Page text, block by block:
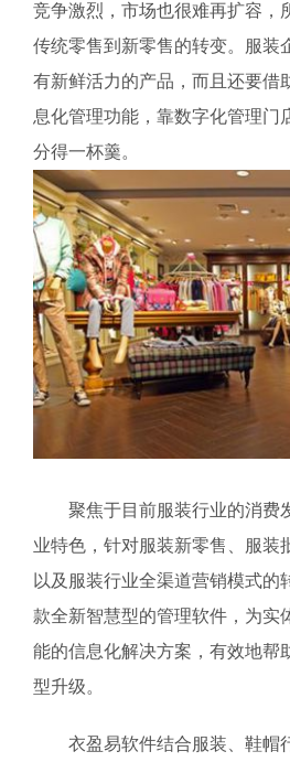
竞争激烈，市场也很难再扩容，
传统零售到新零售的转变。服装
有新鲜活力的产品，而且还要借
息化管理功能，靠数字化管理门
分得一杯羹。
聚焦于目前服装行业的消费
业特色，针对服装新零售、服装
以及服装行业全渠道营销模式的
款全新智慧型的管理软件，为实
能的信息化解决方案，有效地帮
型升级。
衣盈易软件结合服装、鞋帽